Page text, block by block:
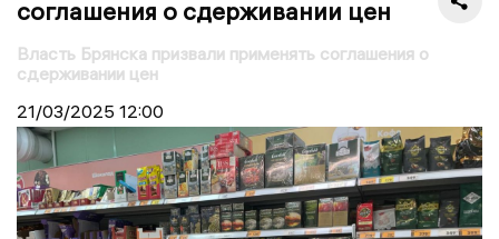
соглашения о сдерживании цен
Власть Брянска призвали применять соглашения о
сдерживании цен
21/03/2025 12:00